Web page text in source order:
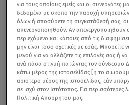
για τους οποίους εμείς και οι συνεργάτες
δεδομένα με σκοπό την παροχή
όλων ή αποσύρετε τη συγκατάθεσή σας, οι
απενεργοποιηθούν. Αν απενεργοποιηθούν
περιεχόμενο και κάποιες από τις
μην είναι τόσο σχετικές με εσάς. Μπορείτε
μενού για να αλλάξετε τις επιλογές σας ή
ανά πάσα στιγμή πατώντας τον σύνδεσμο
κάτω μέρος της ιστοσελίδας [ή το
αριστερό μέρος της ιστοσελίδας, εάν
σε ισχύ στον Ιστότοπος. Για περισσότερες
Πολιτική Απορρήτου μας.